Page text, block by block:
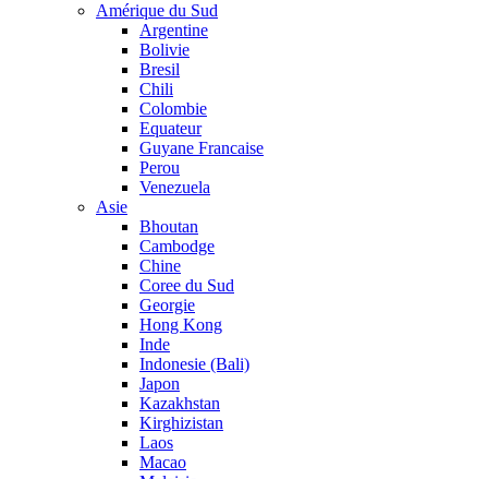
Amérique du Sud
Argentine
Bolivie
Bresil
Chili
Colombie
Equateur
Guyane Francaise
Perou
Venezuela
Asie
Bhoutan
Cambodge
Chine
Coree du Sud
Georgie
Hong Kong
Inde
Indonesie (Bali)
Japon
Kazakhstan
Kirghizistan
Laos
Macao